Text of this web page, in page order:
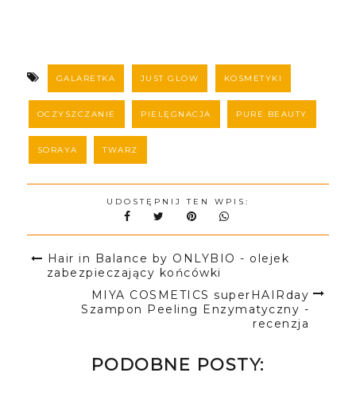
GALARETKA JUST GLOW KOSMETYKI
OCZYSZCZANIE PIELĘGNACJA PURE BEAUTY
SORAYA TWARZ
UDOSTĘPNIJ TEN WPIS:
Hair in Balance by ONLYBIO - olejek
zabezpieczający końcówki
MIYA COSMETICS superHAIRday
Szampon Peeling Enzymatyczny -
recenzja
PODOBNE POSTY: